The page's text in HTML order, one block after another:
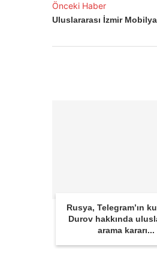
Önceki Haber
Uluslararası İzmir Mobilya
Rusya, Telegram’ın
Durov hakkında
arama kararı...